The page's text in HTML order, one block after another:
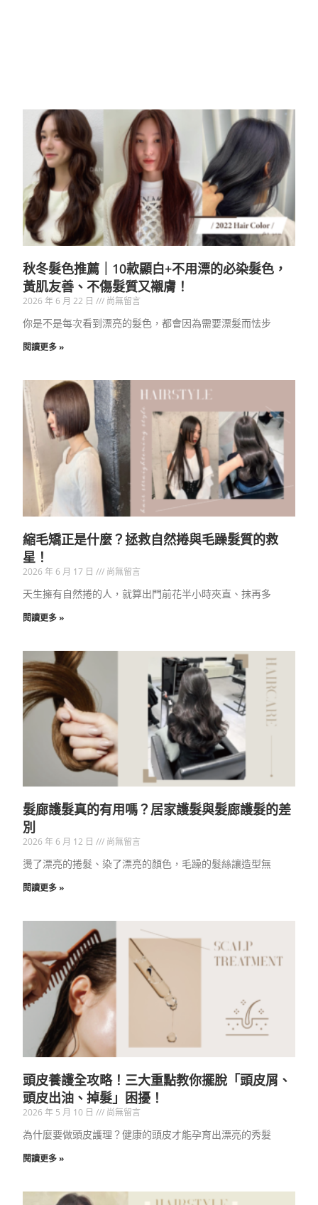
秋冬髮色推薦｜10款顯白+不用漂的必染髮色，
黃肌友善、不傷髮質又襯膚！
2026 年 6 月 22 日 尚無留言
你是不是每次看到漂亮的髮色，都會因為需要漂髮而怯步
閱讀更多 »
縮毛矯正是什麼？拯救自然捲與毛躁髮質的救
星！
2026 年 6 月 17 日 尚無留言
天生擁有自然捲的人，就算出門前花半小時夾直、抹再多
閱讀更多 »
髮廊護髮真的有用嗎？居家護髮與髮廊護髮的差
別
2026 年 6 月 12 日 尚無留言
燙了漂亮的捲髮、染了漂亮的顏色，毛躁的髮絲讓造型無
閱讀更多 »
頭皮養護全攻略！三大重點教你擺脫「頭皮屑、
頭皮出油、掉髮」困擾！
2026 年 5 月 10 日 尚無留言
為什麼要做頭皮護理？健康的頭皮才能孕育出漂亮的秀髮
閱讀更多 »